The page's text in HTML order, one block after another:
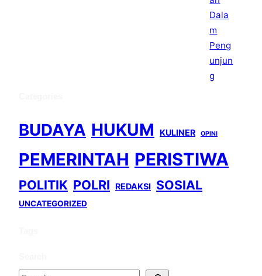
BUDAYA HUKUM KULINER OPINI
PEMERINTAH PERISTIWA
POLITIK POLRI REDAKSI SOSIAL
UNCATEGORIZED